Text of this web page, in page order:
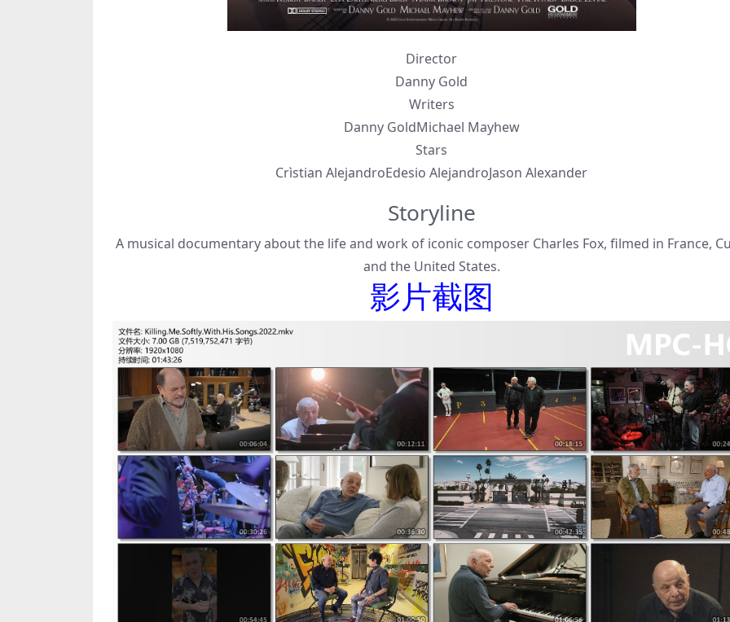
Director
Danny Gold
Writers
Danny GoldMichael Mayhew
Stars
Crìstian AlejandroEdesio AlejandroJason Alexander
Storyline
A musical documentary about the life and work of iconic composer Charles Fox, filmed in France,
and the United States.
影片截图